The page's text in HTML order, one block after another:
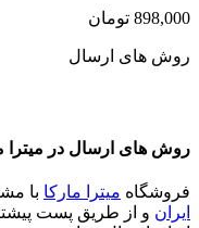
898,000 تومان
روش های ارسال
روش های ارسال در میترا
فروشگاه میترا مارکا با
ایران و از طریق پست